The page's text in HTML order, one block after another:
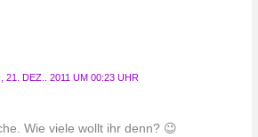
21. DEZ.. 2011 UM 00:23 UHR
Wie viele wollt ihr denn? 😉